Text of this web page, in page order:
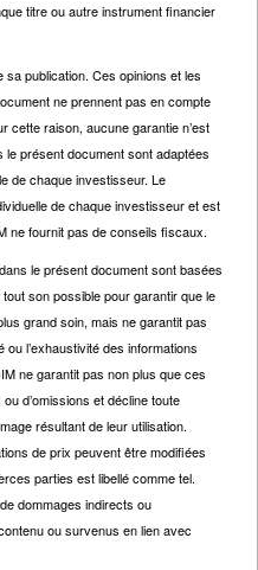
titre ou autre instrument financier
publication. Ces opinions et les
ne prennent pas en compte
cette raison, aucune garantie n’est
présent document sont adaptées
de chaque investisseur. Le
de chaque investisseur et est
ne fournit pas de conseils fiscaux.
le présent document sont basées
son possible pour garantir que le
grand soin, mais ne garantit pas
ou l’exhaustivité des informations
ne garantit pas non plus que ces
d’omissions et décline toute
résultant de leur utilisation.
de prix peuvent être modifiées
parties est libellé comme tel.
dommages indirects ou
ou survenus en lien avec